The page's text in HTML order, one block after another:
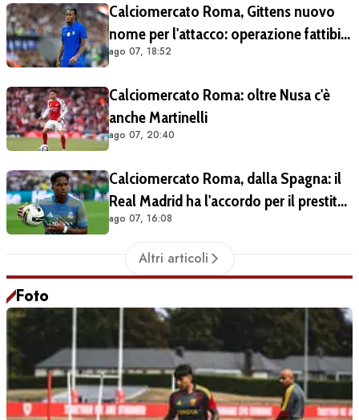
Calciomercato Roma, Gittens nuovo
nome per l'attacco: operazione fattibile
solo in prestito
ago 07, 18:52
Calciomercato Roma: oltre Nusa c'è
anche Martinelli
ago 07, 20:40
Calciomercato Roma, dalla Spagna: il
Real Madrid ha l'accordo per il prestito
di Endrick in Premier League
ago 07, 16:08
Altri articoli
Foto